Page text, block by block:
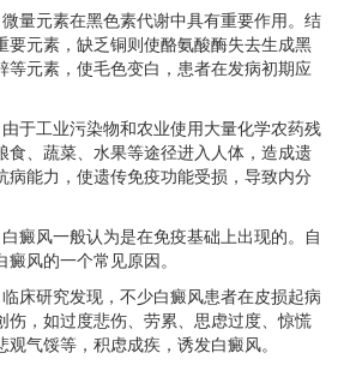
微量元素在黑色素代谢中具有重要作用。结
要元素，缺乏铜则使酪氨酸酶失去生成黑
等元素，使毛色变白，患者在发病初期应
由于工业污染物和农业使用大量化学农药残
食、蔬菜、水果等途径进入人体，造成遗
病能力，使遗传免疫功能受损，导致内分
白癜风一般认为是在免疫基础上出现的。自
风的一个常见原因。
临床研究发现，不少白癜风患者在皮损起病
伤，如过度悲伤、劳累、思虑过度、惊慌
气馁等，积虑成疾，诱发白癜风。